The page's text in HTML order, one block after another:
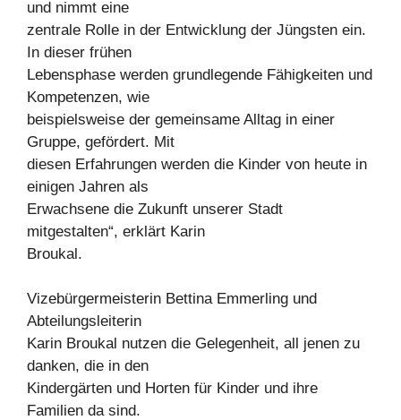
und nimmt eine
zentrale Rolle in der Entwicklung der Jüngsten ein.
In dieser frühen
Lebensphase werden grundlegende Fähigkeiten und
Kompetenzen, wie
beispielsweise der gemeinsame Alltag in einer
Gruppe, gefördert. Mit
diesen Erfahrungen werden die Kinder von heute in
einigen Jahren als
Erwachsene die Zukunft unserer Stadt
mitgestalten“, erklärt Karin
Broukal.
Vizebürgermeisterin Bettina Emmerling und
Abteilungsleiterin
Karin Broukal nutzen die Gelegenheit, all jenen zu
danken, die in den
Kindergärten und Horten für Kinder und ihre
Familien da sind.